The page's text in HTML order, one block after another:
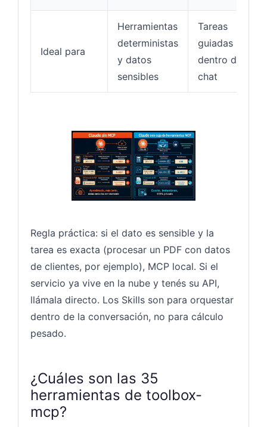
Ideal para
Herramientas
deterministas
y datos
sensibles
Tareas
guiadas
dentro del
chat
Regla práctica: si el dato es sensible y la
tarea es exacta (procesar un PDF con datos
de clientes, por ejemplo), MCP local. Si el
servicio ya vive en la nube y tenés su API,
llámala directo. Los Skills son para orquestar
dentro de la conversación, no para cálculo
pesado.
¿Cuáles son las 35
herramientas de toolbox-
mcp?